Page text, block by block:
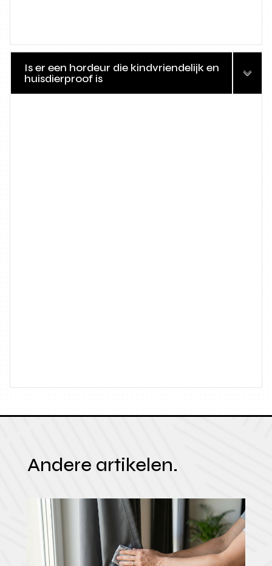
Is er een hordeur die kindvriendelijk en
huisdierproof is
Andere artikelen.